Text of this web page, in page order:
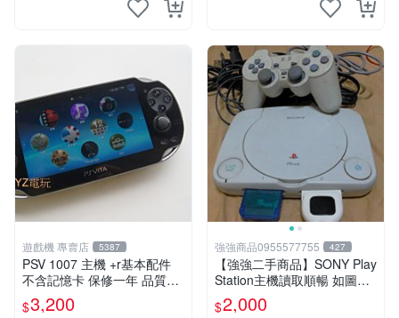
遊戲機 專賣店 5387
PSV 1007 主機 +r基本配件
不含記憶卡 保修一年 品質有
保障
$3,200
強強商品0955577755 427
【強強二手商品】SONY Play
Station主機讀取順暢 如圖全
部 ! 外觀完整乾淨
$2,000